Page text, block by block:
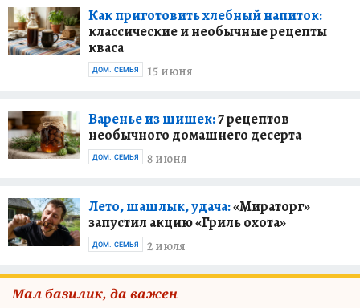
Как приготовить хлебный напиток:
классические и необычные рецепты
кваса
15 июня
ДОМ. СЕМЬЯ
Варенье из шишек:7 рецептов
необычного домашнего десерта
8 июня
ДОМ. СЕМЬЯ
Лето, шашлык, удача:«Мираторг»
запустил акцию «Гриль охота»
2 июля
ДОМ. СЕМЬЯ
Мал базилик, да важен